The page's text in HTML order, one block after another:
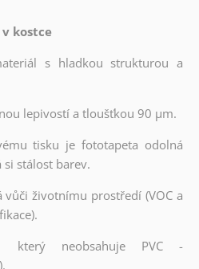
kostce
s hladkou strukturou a
lepivostí a tloušťkou 90 µm.
tisku je fototapeta odolná
stálost barev.
vůči životnímu prostředí (VOC a
který neobsahuje PVC -